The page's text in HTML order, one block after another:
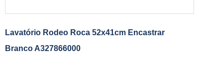
Lavatório Rodeo Roca 52x41cm Encastrar
Branco A327866000